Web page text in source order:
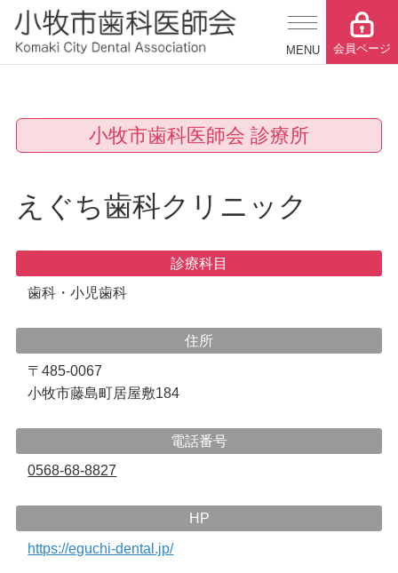
会員ページ
小牧市歯科医師会 診療所
えぐち歯科クリニック
診療科目
歯科・小児歯科
住所
〒485-0067
小牧市藤島町居屋敷184
電話番号
0568-68-8827
HP
https://eguchi-dental.jp/